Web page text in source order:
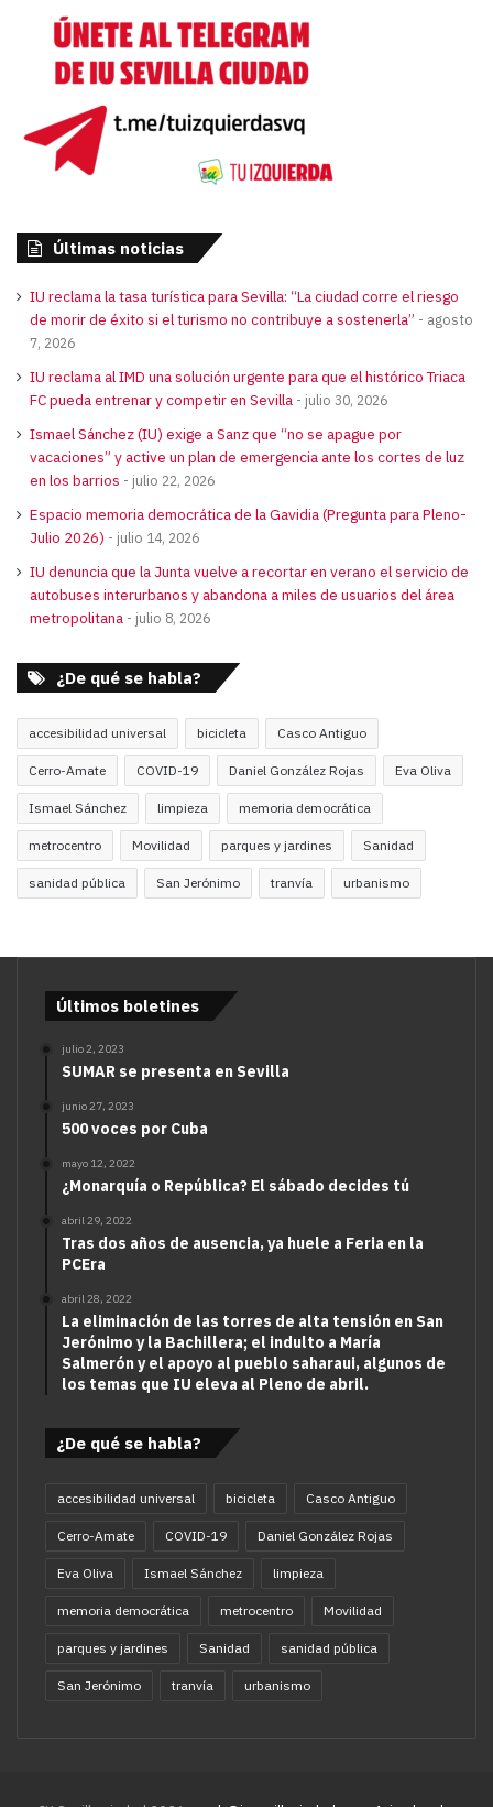
Últimas noticias
IU reclama la tasa turística para Sevilla: “La ciudad corre el riesgo
de morir de éxito si el turismo no contribuye a sostenerla”
agosto
7, 2026
IU reclama al IMD una solución urgente para que el histórico Triaca
FC pueda entrenar y competir en Sevilla
julio 30, 2026
Ismael Sánchez (IU) exige a Sanz que “no se apague por
vacaciones” y active un plan de emergencia ante los cortes de luz
en los barrios
julio 22, 2026
Espacio memoria democrática de la Gavidia (Pregunta para Pleno-
Julio 2026)
julio 14, 2026
IU denuncia que la Junta vuelve a recortar en verano el servicio de
autobuses interurbanos y abandona a miles de usuarios del área
metropolitana
julio 8, 2026
¿De qué se habla?
accesibilidad universal bicicleta Casco Antiguo
Cerro-Amate COVID-19 Daniel González Rojas Eva Oliva
Ismael Sánchez limpieza memoria democrática
metrocentro Movilidad parques y jardines Sanidad
sanidad pública San Jerónimo tranvía urbanismo
Últimos boletines
julio 2, 2023
SUMAR se presenta en Sevilla
junio 27, 2023
500 voces por Cuba
mayo 12, 2022
¿Monarquía o República? El sábado decides tú
abril 29, 2022
Tras dos años de ausencia, ya huele a Feria en la
PCEra
abril 28, 2022
La eliminación de las torres de alta tensión en San
Jerónimo y la Bachillera; el indulto a María
Salmerón y el apoyo al pueblo saharaui, algunos de
los temas que IU eleva al Pleno de abril.
¿De qué se habla?
accesibilidad universal bicicleta Casco Antiguo
Cerro-Amate COVID-19 Daniel González Rojas
Eva Oliva Ismael Sánchez limpieza
memoria democrática metrocentro Movilidad
parques y jardines Sanidad sanidad pública
San Jerónimo tranvía urbanismo